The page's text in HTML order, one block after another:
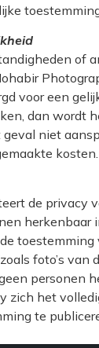
of
voor een
dan wordt
niet
kosten.
de privacy
herkenbaar
toestemming
foto’s van
personen
zich het
te